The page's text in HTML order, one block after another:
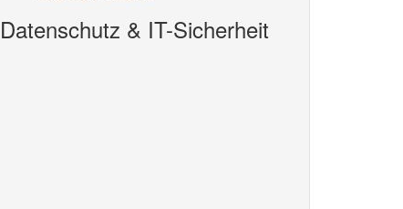
Datenschutz & IT-Sicherheit